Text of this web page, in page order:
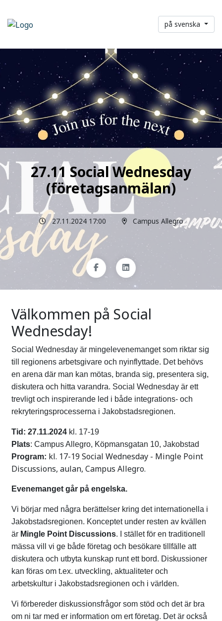
på svenska
27.11 Social Wednesday
(företagsanmälan)
27.11.2024 17:00 Campus Allegro
Välkommen på Social
Wednesday!
Social Wednesday är mingelevenemanget som riktar sig
till regionens arbetsgivare och nyinflyttade. Det behövs
en arena där man kan mötas, branda sig, presentera sig,
diskutera och hitta varandra. Social Wednesday är ett
trevligt och inspirerande led i både integrations- och
rekryteringsprocesserna i Jakobstadsregionen.
Tid: 27.11.2024 kl. 17-19
Plats: Campus Allegro, Köpmansgatan 10, Jakobstad
Program: kl. 17-19 Social Wednesday - Mingle Point
Discussions, aulan, Campus Allegro.
Evenemanget går på engelska.
Vi börjar med några berättelser kring det internationella i
Jakobstadsregionen. Konceptet under resten av kvällen
är Mingle Point Discussions. I stället för en traditionell
mässa vill vi ge både företag och besökare tillfälle att
diskutera och utbyta kunskap runt ett bord. Diskussioner
kan föras om t.ex. utveckling, aktualiteter och
arbetskultur i Jakobstadsregionen och i världen.
Vi förbereder diskussionsfrågor som stöd och det är bra
om ni tar med er information om ert företag. Det är också